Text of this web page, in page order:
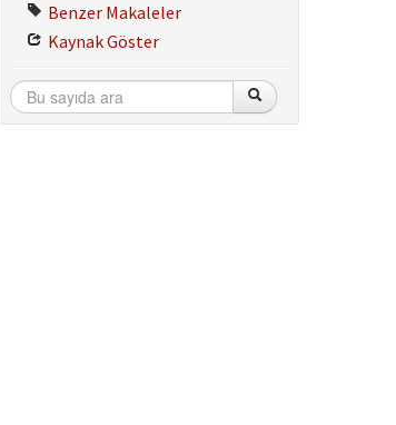
Benzer Makaleler
Kaynak Göster